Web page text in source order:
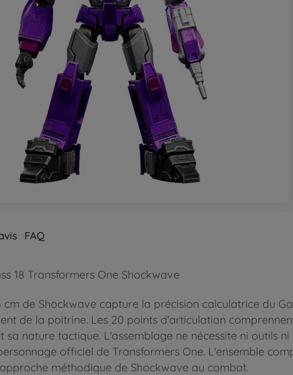
FAQ
18 Transformers One Shockwave
cm de Shockwave capture la précision calculatrice du
de la poitrine. Les 20 points d'articulation
sa nature tactique. L'assemblage ne nécessite ni outils
officiel de Transformers One. L'ensemble
méthodique de Shockwave au combat.